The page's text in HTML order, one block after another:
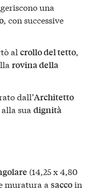
una
, con successive
al crollo del tetto,
rovina della
dall’Architetto
sua dignità
(14,25 x 4,80
muratura a saccoin